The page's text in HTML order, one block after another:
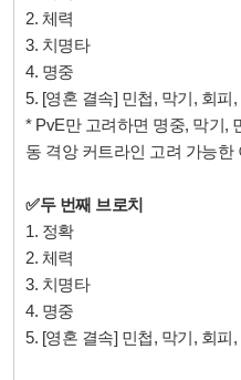
2. 체력
3. 치명타
4. 명중
5. [영혼 결속] 민첩, 막기, 회
* PvE만 고려하면 명중, 막기,
동 격앙 커트라인 고려 가능한
✅두 번째 브로치
1. 정확
2. 체력
3. 치명타
4. 명중
5. [영혼 결속] 민첩, 막기, 회피